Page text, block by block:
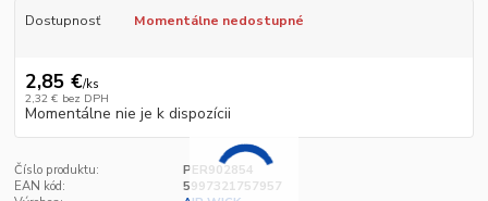
Dostupnosť Momentálne nedostupné
2,85 €/ks
2,32 € bez DPH
Momentálne nie je k dispozícii
Číslo produktu:
PER902854
EAN kód:
5997321757957